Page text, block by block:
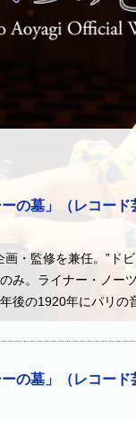
の墓」（レコー
・監修を兼任。”ド
み。ライナー・ノー
後の1920年にパリ
の墓」（レコー